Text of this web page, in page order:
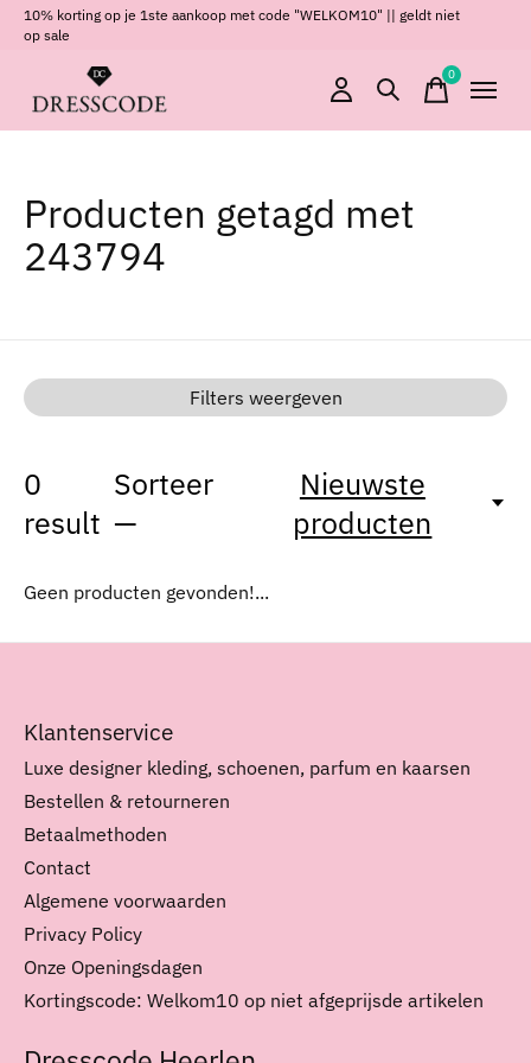
10% korting op je 1ste aankoop met code "WELKOM10" || geldt niet
op sale
0items
Producten getagd met
243794
Filters weergeven
0
result
Sorteer
—
Nieuwste
producten
Geen producten gevonden!...
Klantenservice
Luxe designer kleding, schoenen, parfum en kaarsen
Bestellen & retourneren
Betaalmethoden
Contact
Algemene voorwaarden
Privacy Policy
Onze Openingsdagen
Kortingscode: Welkom10 op niet afgeprijsde artikelen